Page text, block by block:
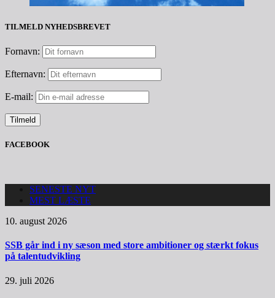
TILMELD NYHEDSBREVET
Fornavn:
Efternavn:
E-mail:
FACEBOOK
SENESTE NYT
MEST LÆSTE
10. august 2026
SSB går ind i ny sæson med store ambitioner og stærkt fokus
på talentudvikling
29. juli 2026